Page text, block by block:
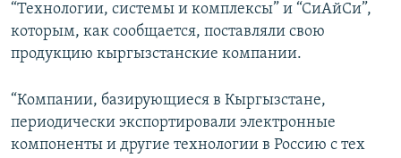
“Технологии, системы и комплексы” и “СиАйСи”,
которым, как сообщается, поставляли свою
продукцию кыргызстанские компании.
“Компании, базирующиеся в Кыргызстане,
периодически экспортировали электронные
компоненты и другие технологии в Россию с тех